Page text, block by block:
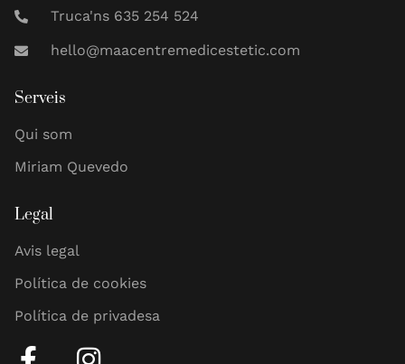
Truca'ns 635 254 524
hello@maacentremedicestetic.com
Serveis
Qui som
Miriam Quevedo
Legal
Avis legal
Política de cookies
Política de privadesa